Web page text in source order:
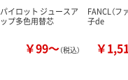
パイロット ジュースア
ップ多色用替芯
￥99～（税込）
FANCL（フ
子de
￥